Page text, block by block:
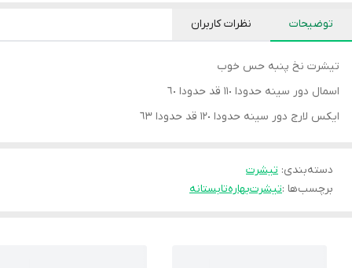
توضیحات نظرات کاربران
تيشرت نخ پنبه حس خوب
اسمال دور سينه حدودا ١١٠ قد حدودا ٦٠
ايكس لارج دور سينه حدودا ١٢٠ قد حدودا ٦٣
دسته‌بندی: تيشرت
برچسب‌ها :تيشرتبهارهتابستانه